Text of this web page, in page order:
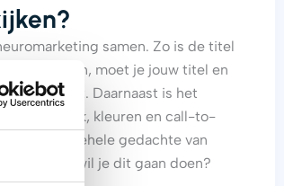
samen. Zo is de titel
mail openen, moet je jouw titel en
komt. Daarnaast is het
opmaak, kleuren en call-to-
en de algehele gedachte van
wil je dit gaan doen?